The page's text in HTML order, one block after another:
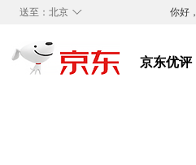
◇
送至： 北京 你好，